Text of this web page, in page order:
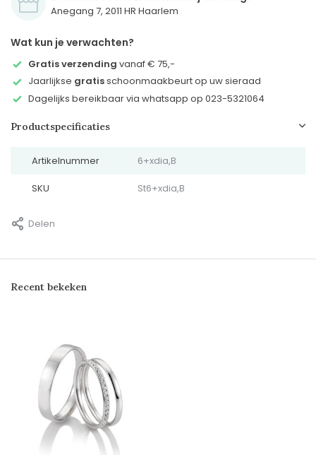
Anegang 7, 2011 HR Haarlem
Wat kun je verwachten?
Gratis verzending vanaf € 75,-
Jaarlijkse gratisschoonmaakbeurt op uw sieraad
Dagelijks bereikbaar via whatsapp op 023-5321064
Productspecificaties
Artikelnummer 6+xdia,B
SKU St6+xdia,B
Delen
Recent bekeken